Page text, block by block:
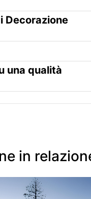
Decorazione
una qualità
in